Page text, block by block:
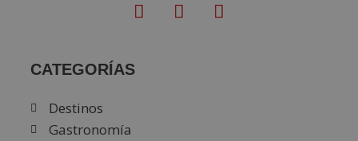
CATEGORÍAS
Destinos
Gastronomía